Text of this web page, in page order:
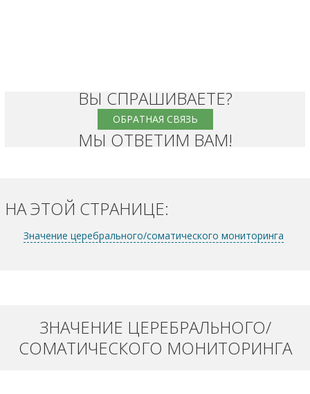
ВЫ СПРАШИВАЕТЕ?
ОБРАТНАЯ СВЯЗЬ
МЫ ОТВЕТИМ ВАМ!
НА ЭТОЙ СТРАНИЦЕ:
Значение церебрального/соматического мониторинга
ЗНАЧЕНИЕ ЦЕРЕБРАЛЬНОГО/
СОМАТИЧЕСКОГО МОНИТОРИНГА